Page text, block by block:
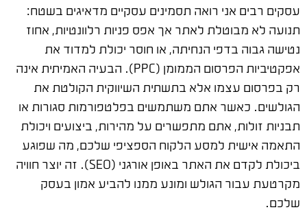
עסקים רבים אני רואה תסמינים עסקיים מדאיגים בשטח:
תנועה לא מבוטלת לאתר אך אפס פניות רלוונטיות, אחוז
נטישה גבוה בדפי הנחיתה, או חוסר יכולת למדוד את
אפקטיביות הפרסום הממומן (PPC). הבעיה האמיתית אינה
רק בפרסום עצמו אלא בתשתית השיווקית הקולטת את
הגולשים. כאשר אתם משתמשים בפלטפורמות סגורות או
תבניות זולות, אתם מתפשרים על מהירות, ביצועים ויכולת
התאמה אישית למסע הלקוח הספציפי שלכם, מה שפוגע
ביכולת לקדם את האתר באופן אורגני (SEO). זה יוצר חוויה
מקרטעת עבור הגולש ומונע ממנו להביע אמון בעסק
שלכם.